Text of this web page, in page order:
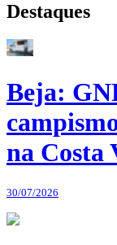
Destaques
Beja:
na Costa
30/07/2026